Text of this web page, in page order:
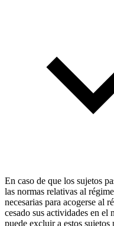
En caso de que los sujetos
las normas relativas al
necesarias para acogerse al
cesado sus actividades en
puede excluir a estos